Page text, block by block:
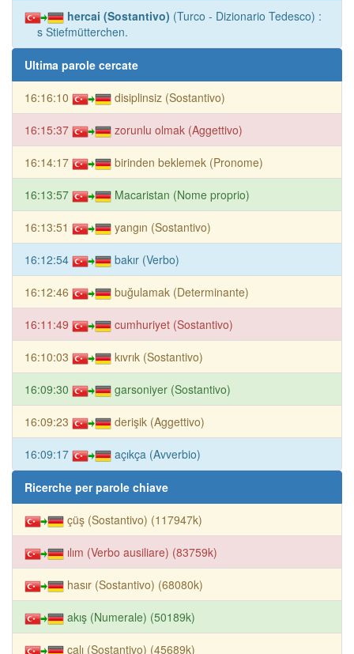
hercai (Sostantivo) (Turco - Dizionario Tedesco) :
s Stiefmütterchen.
Ultima parole cercate
16:16:10 disiplinsiz (Sostantivo)
16:15:37 zorunlu olmak (Aggettivo)
16:14:17 birinden beklemek (Pronome)
16:13:57 Macaristan (Nome proprio)
16:13:51 yangın (Sostantivo)
16:12:54 bakır (Verbo)
16:12:46 buğulamak (Determinante)
16:11:49 cumhuriyet (Sostantivo)
16:10:03 kıvrık (Sostantivo)
16:09:30 garsoniyer (Sostantivo)
16:09:23 derişik (Aggettivo)
16:09:17 açıkça (Avverbio)
Ricerche per parole chiave
çüş (Sostantivo) (117947k)
ılım (Verbo ausiliare) (83759k)
hasır (Sostantivo) (68080k)
akış (Numerale) (50189k)
çalı (Sostantivo) (45689k)